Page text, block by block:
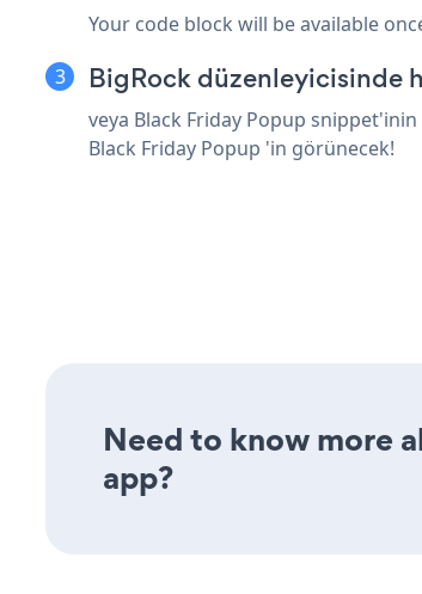
Your code block will be available
BigRock düzenleyicisinde
veya Black Friday Popup
Black Friday Popup 'in görünecek!
Need to know more
app?